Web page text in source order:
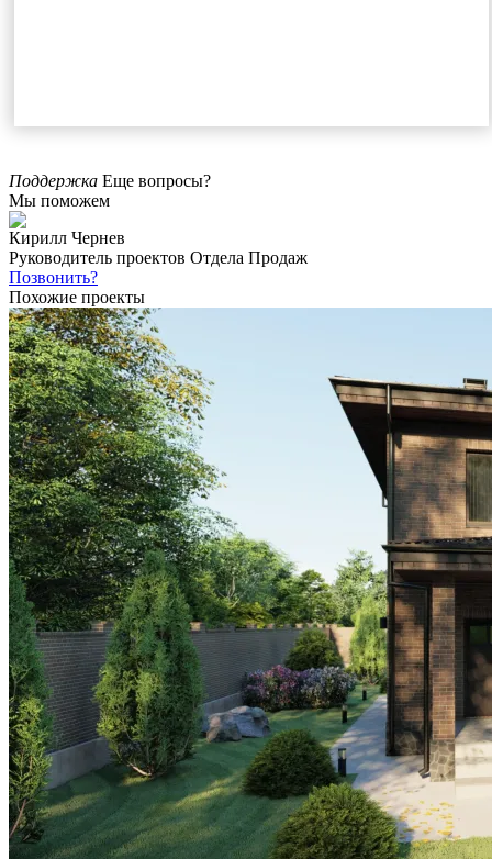
Поддержка Еще вопросы?
Мы поможем
Кирилл Чернев
Руководитель проектов Отдела Продаж
Позвонить?
Похожие проекты